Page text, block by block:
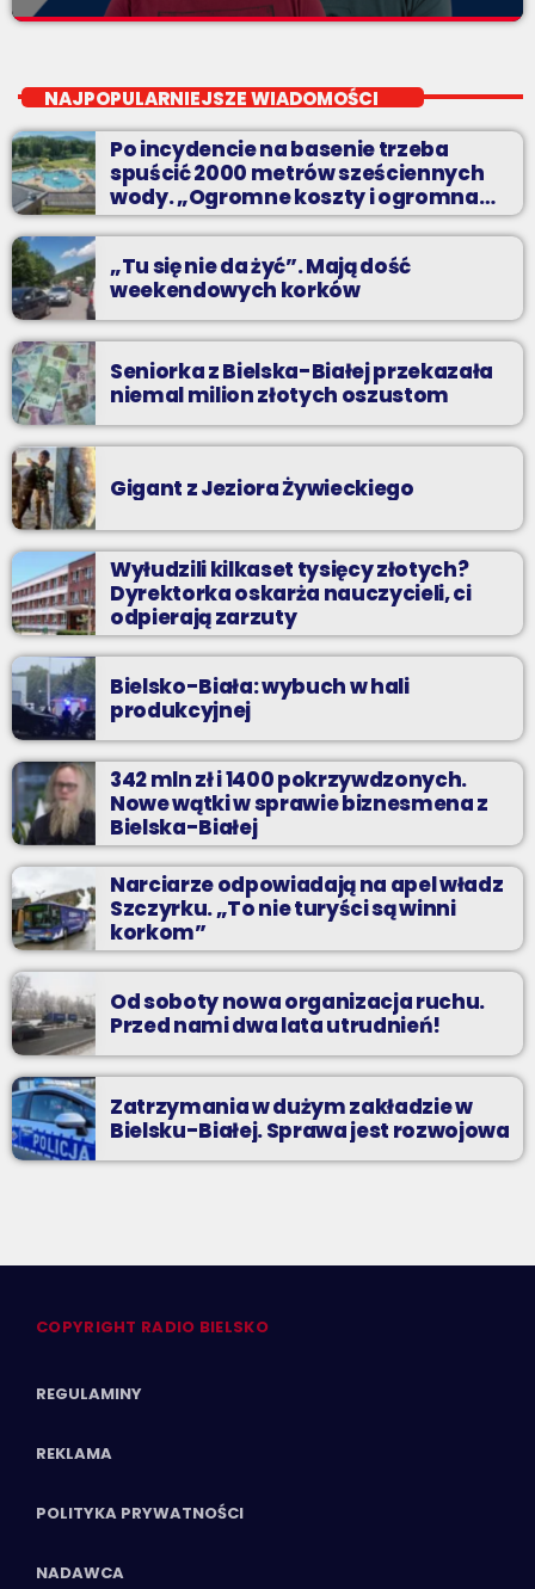
od poniedziałku do piątku od 5:30
Codziennie od poniedziałku do piątku od 5:30 do 10.
NAJPOPULARNIEJSZE WIADOMOŚCI
Po incydencie na basenie trzeba
spuścić 2000 metrów sześciennych
wody. „Ogromne koszty i ogromna
praca”
„Tu się nie da żyć”. Mają dość
weekendowych korków
Seniorka z Bielska-Białej przekazała
niemal milion złotych oszustom
Gigant z Jeziora Żywieckiego
Wyłudzili kilkaset tysięcy złotych?
Dyrektorka oskarża nauczycieli, ci
odpierają zarzuty
Bielsko-Biała: wybuch w hali
produkcyjnej
342 mln zł i 1400 pokrzywdzonych.
Nowe wątki w sprawie biznesmena z
Bielska-Białej
Narciarze odpowiadają na apel władz
Szczyrku. „To nie turyści są winni
korkom”
Od soboty nowa organizacja ruchu.
Przed nami dwa lata utrudnień!
Zatrzymania w dużym zakładzie w
Bielsku-Białej. Sprawa jest rozwojowa
COPYRIGHT RADIO BIELSKO
REGULAMINY
REKLAMA
POLITYKA PRYWATNOŚCI
NADAWCA